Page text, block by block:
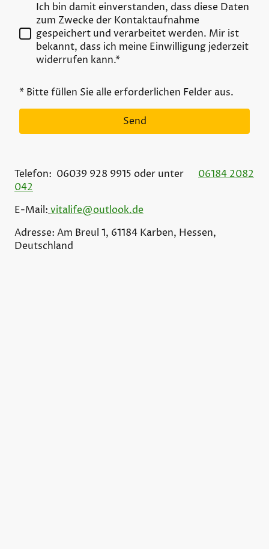
Ich bin damit einverstanden, dass diese Daten
zum Zwecke der Kontaktaufnahme
gespeichert und verarbeitet werden. Mir ist
bekannt, dass ich meine Einwilligung jederzeit
widerrufen kann.*
* Bitte füllen Sie alle erforderlichen Felder aus.
Send
Telefon: 06039 928 9915 oder unter 06184 2082
042
E-Mail: vitalife@outlook.de
Adresse: Am Breul 1, 61184 Karben, Hessen,
Deutschland